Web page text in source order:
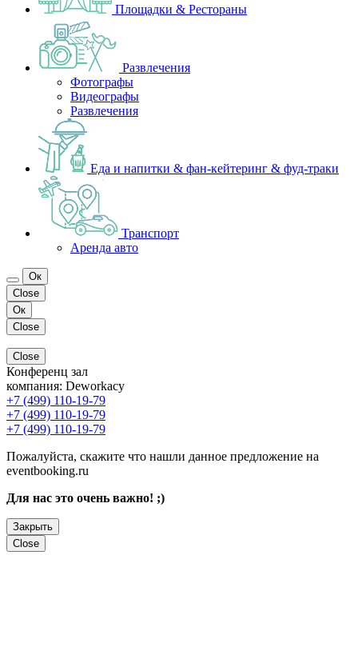
Площадки & Рестораны
Развлечения
Фотографы
Видеографы
Развлечения
Еда и напитки & фан-кейтеринг & фуд-траки
Транспорт
Аренда авто
Ок
Close
Ок
Close
Close
Конференц зал
компания: Deworkacy
+7 (499) 110-19-79
+7 (499) 110-19-79
+7 (499) 110-19-79
Пожалуйста, скажите что нашли данное предложение на
eventbooking.ru
Для нас это очень важно! ;)
Закрыть
Close